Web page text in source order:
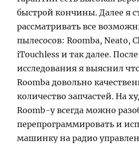
быстрой кончины. Далее я
рассматривать все
пылесосов: Roomba, Neato,
iTouchless и так далее.
исследования я выяснил
Roomba довольно
количество запчастей. На
Roomb-у всегда можно
перепрограммировать и
машинку на радио